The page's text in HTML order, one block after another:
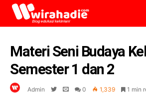
Materi Seni Budaya
Semester 1 dan 2
Admin 0 1,339 1 min